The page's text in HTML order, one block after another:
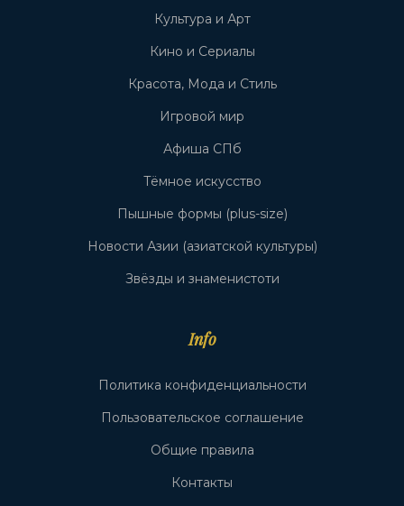
Культура и Арт
Кино и Сериалы
Красота, Мода и Стиль
Игровой мир
Афиша СПб
Тёмное искусство
Пышные формы (plus-size)
Новости Азии (азиатской культуры)
Звёзды и знаменистоти
Info
Политика конфиденциальности
Пользовательское соглашение
Общие правила
Контакты